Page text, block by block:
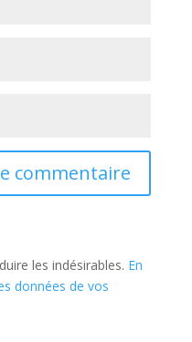
les indésirables. En
données de vos